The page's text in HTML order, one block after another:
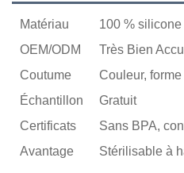
Matériau
100 %
OEM/ODM
Très Bien
Coutume
Couleur,
Échantillon
Gratuit
Certificats
Sans BPA,
Avantage
Stérilisable à